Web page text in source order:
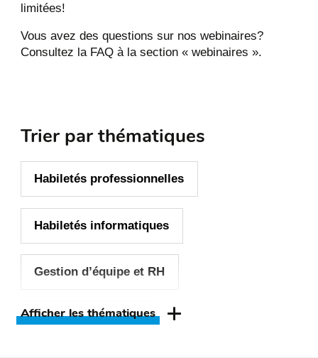
limitées!
Vous avez des questions sur nos webinaires?
Consultez la FAQ à la section « webinaires ».
Trier par thématiques
Habiletés professionnelles
Habiletés informatiques
Gestion d’équipe et RH
Gestion de projets
Afficher les thématiques